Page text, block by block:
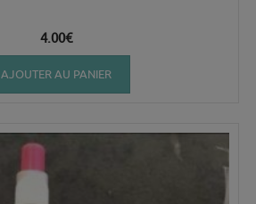
4.00€
AJOUTER AU PANIER